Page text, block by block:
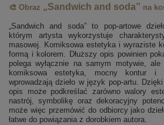
🎨 Obraz „Sandwich and soda” na
„Sandwich and soda” to pop-artowe
którym artysta wykorzystuje
masowej. Komiksowa estetyka i wyraziste
formą i kolorem. Dłuższy opis powinien
polega wyłącznie na samym motywie,
komiksowa estetyka, mocny kontur i
wprowadzają dzieło w język pop-artu.
opis może podkreślać zarówno walory
nastrój, symbolikę oraz dekoracyjny
może więc przemówić do odbiorcy jako
łatwe do powiązania z dorobkiem autora.